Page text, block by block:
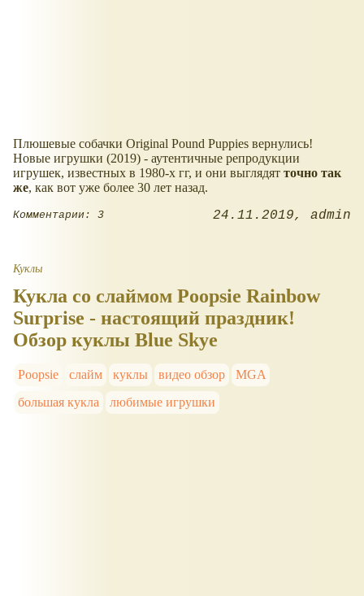
Плюшевые собачки Original Pound Puppies вернулись!
Новые игрушки (2019) - аутентичные репродукции
игрушек, известных в 1980-х гг, и они выглядят точно так
же, как вот уже более 30 лет назад.
Комментарии: 3 24.11.2019 admin
Куклы
Кукла со слаймом Poopsie Rainbow
Surprise - настоящий праздник!
Обзор куклы Blue Skye
Poopsie слайм куклы видео обзор
MGA
большая кукла
любимые игрушки